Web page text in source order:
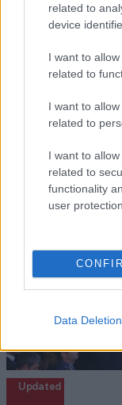
related to
device
I want to
related to
I want to
related to
I want to
related to
functionality
user protection.
Data Deletion
20·06·2026 17:04
Άνω Αλμυρή –
ελικόπτερα
Updated